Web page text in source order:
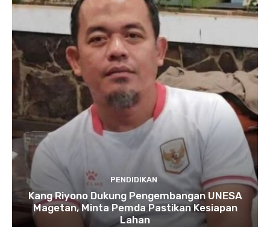
PENDIDIKAN
Kang Riyono Dukung Pengembangan UNESA
Magetan, Minta Pemda Pastikan Kesiapan
Lahan